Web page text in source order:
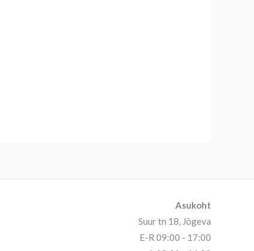
Asukoht
Suur tn 18, Jõgeva
E-R 09:00 - 17:00